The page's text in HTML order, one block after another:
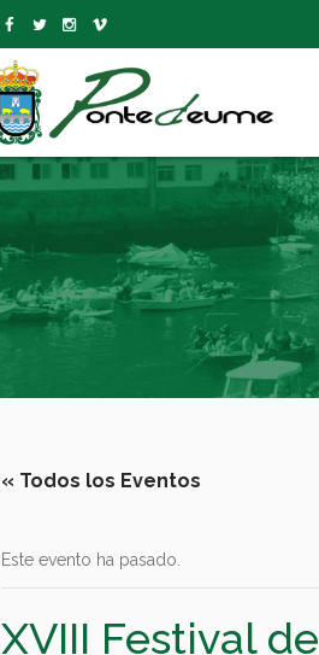
« Todos los Eventos
Este evento ha pasado.
XVIII Festival